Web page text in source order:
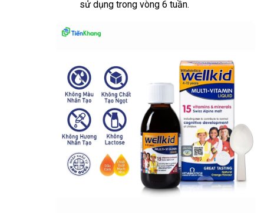
sử dụng trong vòng 6 tuần.
2 Đang diễn ra